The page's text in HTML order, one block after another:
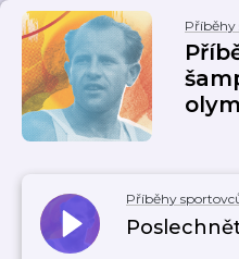
Příběhy
Příběhy